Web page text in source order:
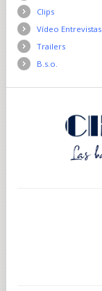
Clips
Vídeo Entrevistas
Trailers
B.s.o.